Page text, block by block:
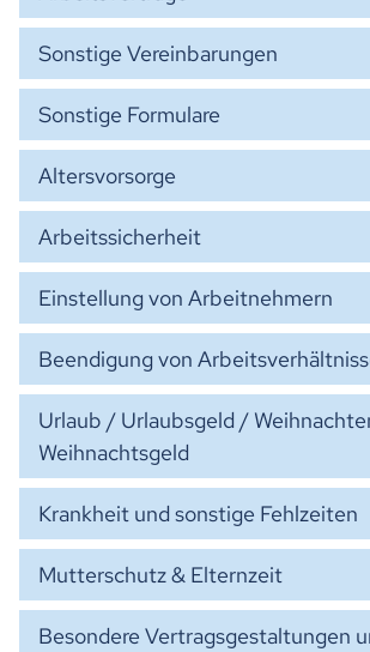
Sonstige Vereinbarungen
Sonstige Formulare
Altersvorsorge
Arbeitssicherheit
Einstellung von Arbeitnehmern
Beendigung von
Urlaub / Urlaubsgeld /
Weihnachtsgeld
Krankheit und sonstige Fehlzeiten
Mutterschutz & Elternzeit
Besondere Vertragsgestaltungen